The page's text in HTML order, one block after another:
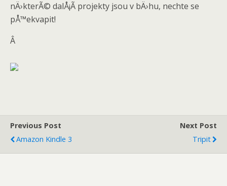
nÄ›kterÃ© dalÅ¡Ã­ projekty jsou v bÄ›hu, nechte se
pÅ™ekvapit!
Â
Previous Post
Amazon Kindle 3
Next Post
Tripit